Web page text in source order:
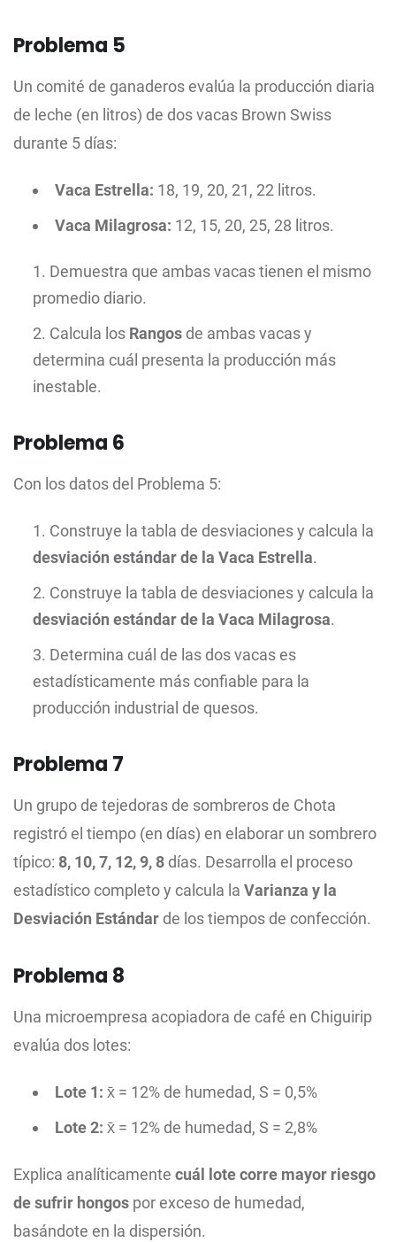
Problema 5
Un comité de ganaderos evalúa la producción diaria
de leche (en litros) de dos vacas Brown Swiss
durante 5 días:
Vaca Estrella: 18, 19, 20, 21, 22 litros.
Vaca Milagrosa: 12, 15, 20, 25, 28 litros.
Demuestra que ambas vacas tienen el mismo
promedio diario.
Calcula los Rangos de ambas vacas y
determina cuál presenta la producción más
inestable.
Problema 6
Con los datos del Problema 5:
Construye la tabla de desviaciones y calcula la
desviación estándar de la Vaca Estrella.
Construye la tabla de desviaciones y calcula la
desviación estándar de la Vaca Milagrosa.
Determina cuál de las dos vacas es
estadísticamente más confiable para la
producción industrial de quesos.
Problema 7
Un grupo de tejedoras de sombreros de Chota
registró el tiempo (en días) en elaborar un sombrero
típico: 8, 10, 7, 12, 9, 8 días. Desarrolla el proceso
estadístico completo y calcula la Varianza y la
Desviación Estándar de los tiempos de confección.
Problema 8
Una microempresa acopiadora de café en Chiguirip
evalúa dos lotes:
Lote 1: x̄ = 12% de humedad, S = 0,5%
Lote 2: x̄ = 12% de humedad, S = 2,8%
Explica analíticamente cuál lote corre mayor riesgo
de sufrir hongos por exceso de humedad,
basándote en la dispersión.